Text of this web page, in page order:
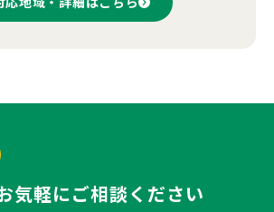
気軽にご相談ください